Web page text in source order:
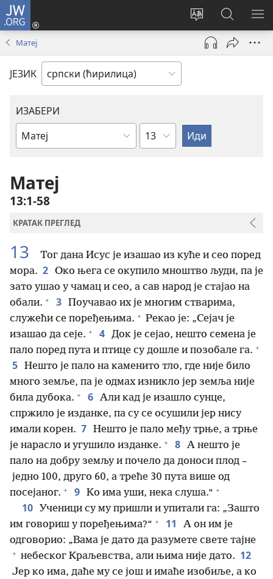
JW.ORG
Промени
језик
сајта
Пријава
(отвара
прозор)
Претрага
сајта
JW.ORG
Матеј
ЈЕЗИК
ИЗАБЕРИ
Библијска
Поглавље
Матеј
13:1-58
КРАТАК ПРЕГЛЕД
13
Тог дана Исус је изашао из куће и сео поред
мора. 2 Око њега се окупило мноштво људи, па је
зато ушао у чамац и сео, а сав народ је стајао на
обали. + 3 Поучавао их је многим стварима,
служећи се поређењима. + Рекао је: „Сејач је
изашао да сеје. + 4 Док је сејао, нешто семена је
пало поред пута и птице су дошле и позобале га. +
5 Нешто је пало на каменито тло, где није било
много земље, па је одмах изникло јер земља није
била дубока. + 6 Али кад је изашло сунце,
спржило је изданке, па су се осушили јер нису
имали корен. 7 Нешто је пало међу трње, а трње
је нарасло и угушило изданке. + 8 А нешто је
пало на добру земљу и почело да доноси плод –
једно 100, друго 60, а треће 30 пута више од
посејаног. + 9 Ко има уши, нека слуша.“ +
10
Ученици су му пришли и упитали га: „Зашто
им говориш у поређењима?“ + 11
А он им је
одговорио: „Вама је дато да разумете свете тајне
+ небеског Краљевства, али њима није дато. 12
Јер ко има, даће му се још и имаће изобиље, а ко